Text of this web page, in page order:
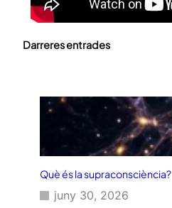
Darreres entrades
Què és la supraconsciència?
juny 30, 2026